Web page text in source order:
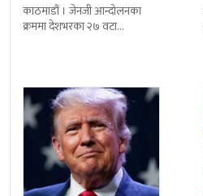
काठमाडौं । जेनजी आन्दोलनका
क्रममा देशभरका २७ वटा